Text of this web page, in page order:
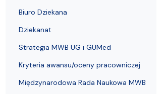
Biuro Dziekana
Dziekanat
Strategia MWB UG i GUMed
Kryteria awansu/oceny pracowniczej
Międzynarodowa Rada Naukowa MWB